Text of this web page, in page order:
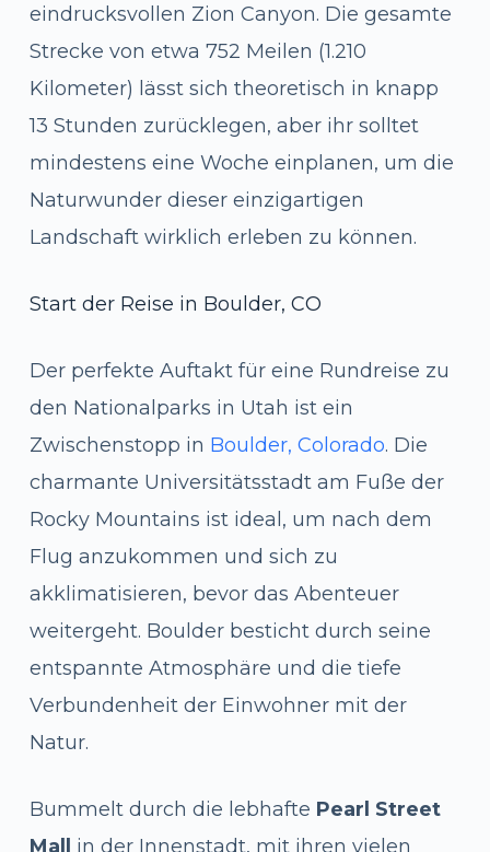
eindrucksvollen Zion Canyon. Die gesamte
Strecke von etwa 752 Meilen (1.210
Kilometer) lässt sich theoretisch in knapp
13 Stunden zurücklegen, aber ihr solltet
mindestens eine Woche einplanen, um die
Naturwunder dieser einzigartigen
Landschaft wirklich erleben zu können.
Start der Reise in Boulder, CO
Der perfekte Auftakt für eine Rundreise zu
den Nationalparks in Utah ist ein
Zwischenstopp in Boulder, Colorado. Die
charmante Universitätsstadt am Fuße der
Rocky Mountains ist ideal, um nach dem
Flug anzukommen und sich zu
akklimatisieren, bevor das Abenteuer
weitergeht. Boulder besticht durch seine
entspannte Atmosphäre und die tiefe
Verbundenheit der Einwohner mit der
Natur.
Bummelt durch die lebhafte Pearl Street
Mall
in der Innenstadt, mit ihren vielen